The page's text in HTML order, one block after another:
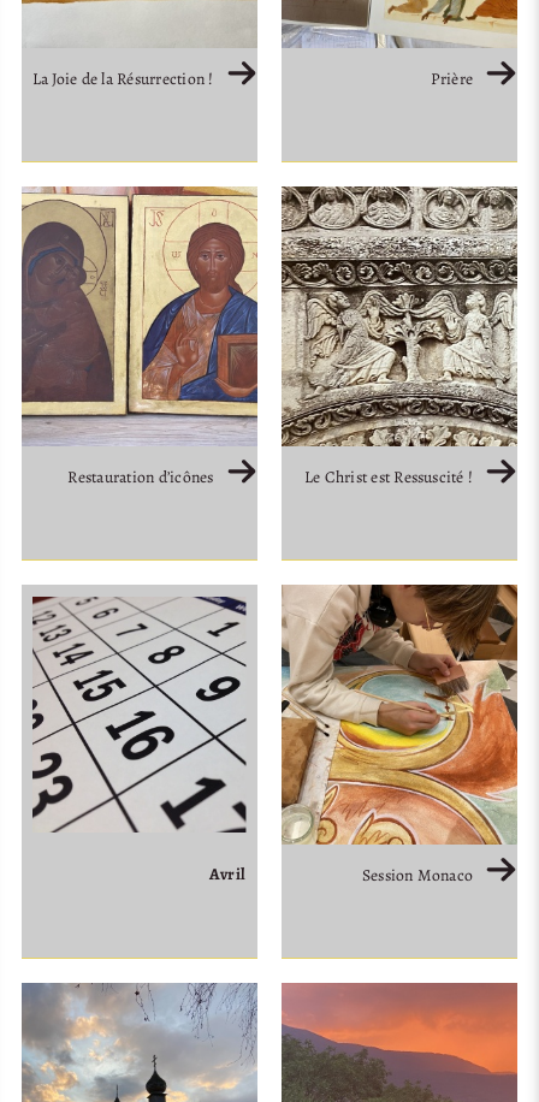
La Joie de la Résurrection ! Prière
Restauration d’icônes Le Christ est Ressuscité !
Avril Session Monaco